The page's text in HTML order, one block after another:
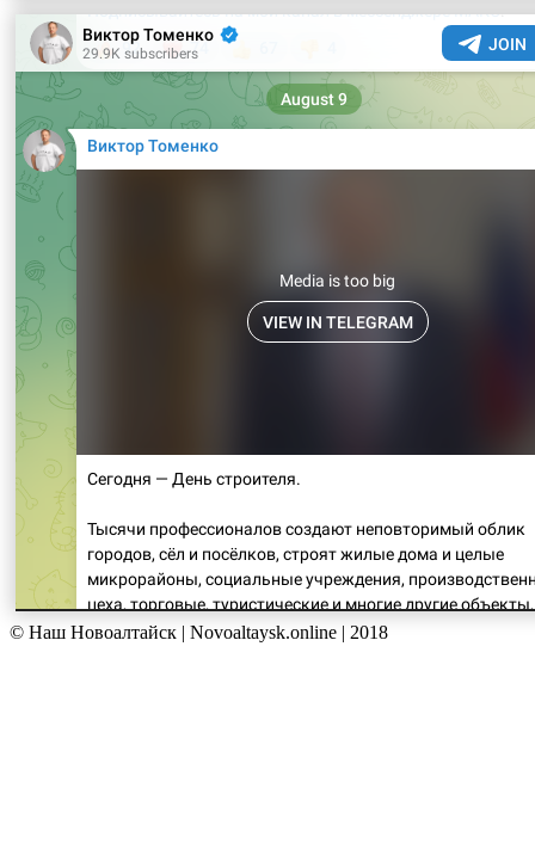
© Наш Новоалтайск | Novoaltaysk.online | 2018